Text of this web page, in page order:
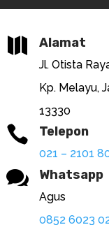
 Alamat
Jl. Otista
Kp. Melayu,
13330
 Telepon
021 – 2101
 Whatsapp
Agus
0852 6023